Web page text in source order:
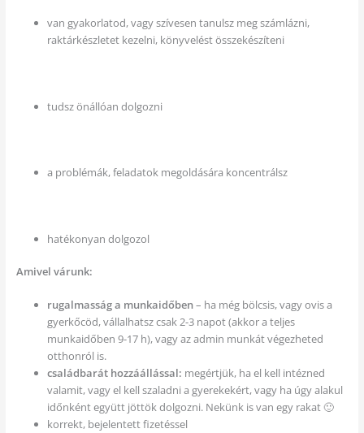
van gyakorlatod, vagy szívesen tanulsz meg számlázni,
raktárkészletet kezelni, könyvelést összekészíteni
tudsz önállóan dolgozni
a problémák, feladatok megoldására koncentrálsz
hatékonyan dolgozol
Amivel várunk:
rugalmasság a munkaidőben– ha még bölcsis, vagy ovis a
gyerkőcöd, vállalhatsz csak 2-3 napot (akkor a teljes
munkaidőben 9-17 h), vagy az admin munkát végezheted
otthonról is.
családbarát hozzáállással: megértjük, ha el kell intézned
valamit, vagy el kell szaladni a gyerekekért, vagy ha úgy alakul
időnként együtt jöttök dolgozni. Nekünk is van egy rakat 🙂
korrekt, bejelentett fizetéssel